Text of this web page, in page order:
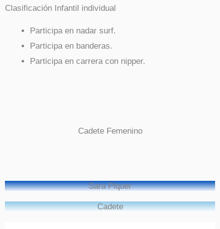
Clasificación Infantil individual
Participa en nadar surf.
Participa en banderas.
Participa en carrera con nipper.
Cadete Femenino
Sara Piquer
Cadete